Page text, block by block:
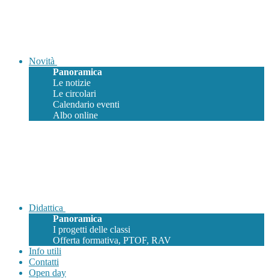
Novità
Panoramica
Le notizie
Le circolari
Calendario eventi
Albo online
Didattica
Panoramica
I progetti delle classi
Offerta formativa, PTOF, RAV
Info utili
Contatti
Open day